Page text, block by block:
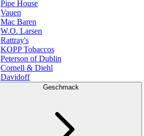
Pipe House
Vauen
Mac Baren
W.O. Larsen
Rattray's
KOPP Tobaccos
Peterson of Dublin
Cornell & Diehl
Davidoff
Geschmack